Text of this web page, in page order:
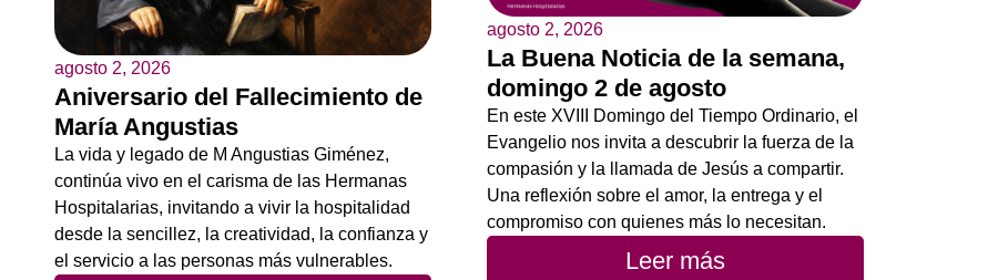
agosto 2, 2026
Aniversario del Fallecimiento de
María Angustias
La vida y legado de M Angustias Giménez,
continúa vivo en el carisma de las Hermanas
Hospitalarias, invitando a vivir la hospitalidad
desde la sencillez, la creatividad, la confianza y
el servicio a las personas más vulnerables.
agosto 2, 2026
La Buena Noticia de la semana,
domingo 2 de agosto
En este XVIII Domingo del Tiempo Ordinario, el
Evangelio nos invita a descubrir la fuerza de la
compasión y la llamada de Jesús a compartir.
Una reflexión sobre el amor, la entrega y el
compromiso con quienes más lo necesitan.
Leer más